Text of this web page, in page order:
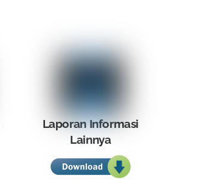
Laporan Informasi
Lainnya